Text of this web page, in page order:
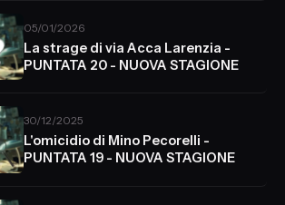
05/01/2026
La strage di via Acca Larenzia -
PUNTATA 20 - NUOVA STAGIONE
30/12/2025
L'omicidio di Mino Pecorelli -
PUNTATA 19 - NUOVA STAGIONE